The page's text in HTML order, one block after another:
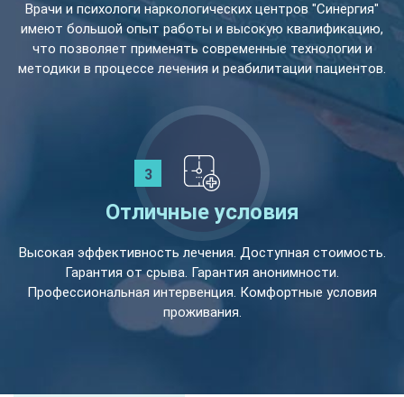
Врачи и психологи наркологических центров "Синергия"
имеют большой опыт работы и высокую квалификацию,
что позволяет применять современные технологии и
методики в процессе лечения и реабилитации пациентов.
Отличные условия
Высокая эффективность лечения. Доступная стоимость.
Гарантия от срыва. Гарантия анонимности.
Профессиональная интервенция. Комфортные условия
проживания.